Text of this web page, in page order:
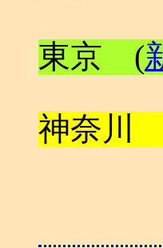
東京 (
神奈川